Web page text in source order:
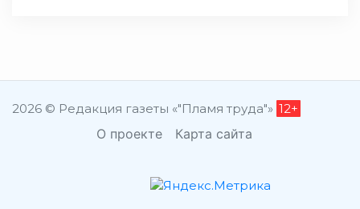
2026 © Редакция газеты «"Пламя труда"» 12+
О проекте Карта сайта